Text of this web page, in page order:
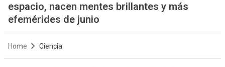
espacio, nacen mentes brillantes y más
efemérides de junio
Home Ciencia